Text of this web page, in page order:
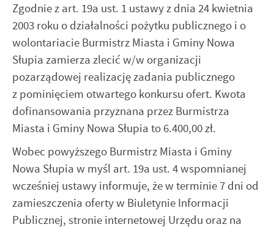
Zgodnie z art. 19a ust. 1 ustawy z dnia 24 kwietnia
2003 roku o działalności pożytku publicznego i o
wolontariacie Burmistrz Miasta i Gminy Nowa
Słupia zamierza zlecić w/w organizacji
pozarządowej realizację zadania publicznego
z pominięciem otwartego konkursu ofert. Kwota
dofinansowania przyznana przez Burmistrza
Miasta i Gminy Nowa Słupia to 6.400,00 zł.
Wobec powyższego Burmistrz Miasta i Gminy
Nowa Słupia w myśl art. 19a ust. 4 wspomnianej
wcześniej ustawy informuje, że w terminie 7 dni od
zamieszczenia oferty w Biuletynie Informacji
Publicznej, stronie internetowej Urzędu oraz na